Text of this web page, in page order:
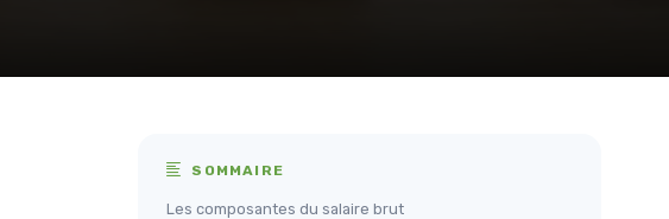
SOMMAIRE
Les composantes du salaire brut